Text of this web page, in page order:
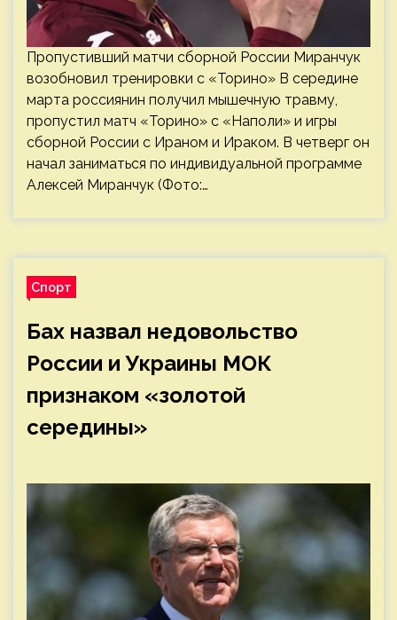
Пропустивший матчи сборной России Миранчук
возобновил тренировки с «Торино» В середине
марта россиянин получил мышечную травму,
пропустил матч «Торино» с «Наполи» и игры
сборной России с Ираном и Ираком. В четверг он
начал заниматься по индивидуальной программе
Алексей Миранчук (Фото:…
Спорт
Бах назвал недовольство
России и Украины МОК
признаком «золотой
середины»